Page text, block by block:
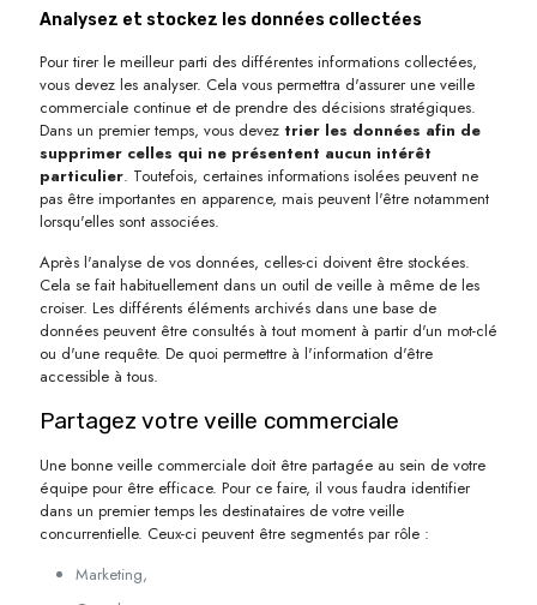
Analysez et stockez les données collectées
Pour tirer le meilleur parti des différentes informations collectées,
vous devez les analyser. Cela vous permettra d'assurer une veille
commerciale continue et de prendre des décisions stratégiques.
Dans un premier temps, vous devez trier les données afin de
supprimer celles qui ne présentent aucun intérêt
particulier. Toutefois, certaines informations isolées peuvent ne
pas être importantes en apparence, mais peuvent l'être notamment
lorsqu'elles sont associées.
Après l'analyse de vos données, celles-ci doivent être stockées.
Cela se fait habituellement dans un outil de veille à même de les
croiser. Les différents éléments archivés dans une base de
données peuvent être consultés à tout moment à partir d'un mot-clé
ou d'une requête. De quoi permettre à l'information d'être
accessible à tous.
Partagez votre veille commerciale
Une bonne veille commerciale doit être partagée au sein de votre
équipe pour être efficace. Pour ce faire, il vous faudra identifier
dans un premier temps les destinataires de votre veille
concurrentielle. Ceux-ci peuvent être segmentés par rôle :
Marketing,